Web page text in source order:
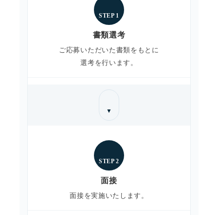
STEP 1
書類選考
ご応募いただいた書類をもとに
選考を行います。
▼
STEP 2
面接
面接を実施いたします。